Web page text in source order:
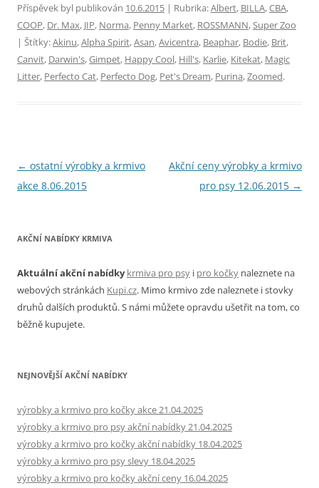
Příspěvek byl publikován 10.6.2015 | Rubrika:Albert, BILLA,CBA,
COOP, Dr. Max, JIP, Norma, Penny Market, ROSSMANN,Super Zoo
| Štítky:Akinu,Alpha Spirit,Asan,Avicentra, Beaphar, Bodie, Brit,
Canvit, Darwin's,Gimpet, Happy Cool, Hill's, Karlie, Kitekat, Magic
Litter, Perfecto Cat, Perfecto Dog, Pet's Dream, Purina,Zoomed.
Navigace
pro
← ostatní výrobky a krmivo
akce 8.06.2015
Akční ceny výrobky a krmivo
pro psy 12.06.2015 →
AKČNÍ NABÍDKY KRMIVA
Aktuální akční nabídky krmiva pro psy i pro kočky naleznete na
webových stránkách Kupi.cz. Mimo krmivo zde naleznete i stovky
druhů dalších produktů. S námi můžete opravdu ušetřit na tom, co
běžně kupujete.
NEJNOVĚJŠÍ AKČNÍ NABÍDKY
výrobky a krmivo pro kočky akce 21.04.2025
výrobky a krmivo pro psy akční nabídky 21.04.2025
výrobky a krmivo pro kočky akční nabídky 18.04.2025
výrobky a krmivo pro psy slevy 18.04.2025
výrobky a krmivo pro kočky akční ceny 16.04.2025